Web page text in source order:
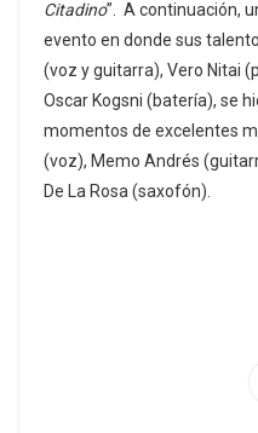
Citadino”. A continuación,
evento en donde sus
(voz y guitarra), Vero Nitai
Oscar Kogsni (batería), se
momentos de excelentes
(voz), Memo Andrés
De La Rosa (saxofón).